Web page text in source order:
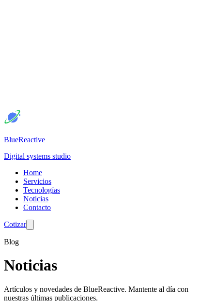
BlueReactive
Digital systems studio
Home
Servicios
Tecnologías
Noticias
Contacto
Cotizar
Blog
Noticias
Artículos y novedades de BlueReactive. Mantente al día con
nuestras últimas publicaciones.